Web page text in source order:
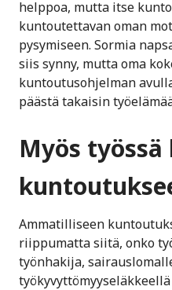
helppoa, mutta itse
kuntoutettavan oman
pysymiseen. Sormia
siis synny, mutta oma
kuntoutusohjelman
päästä takaisin
Myös työssä
Ammatilliseen
riippumatta siitä, onko
työnhakija,